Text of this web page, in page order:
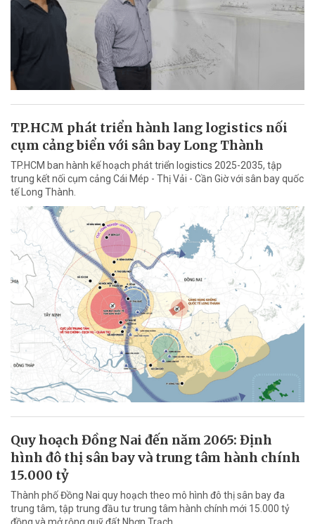
TP.HCM phát triển hành lang logistics nối
cụm cảng biển với sân bay Long Thành
TP.HCM ban hành kế hoạch phát triển logistics 2025-2035, tập
trung kết nối cụm cảng Cái Mép - Thị Vải - Cần Giờ với sân bay quốc
tế Long Thành.
Quy hoạch Đồng Nai đến năm 2065: Định
hình đô thị sân bay và trung tâm hành chính
15.000 tỷ
Thành phố Đồng Nai quy hoạch theo mô hình đô thị sân bay đa
trung tâm, tập trung đầu tư trung tâm hành chính mới 15.000 tỷ